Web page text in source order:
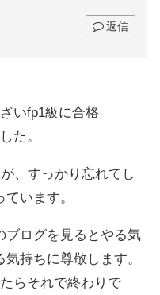
返信
いfp1級に合格
た。
、すっかり忘れてし
います。
ブログを見るとやる気
持ちに尊敬します。
らそれで終わりで